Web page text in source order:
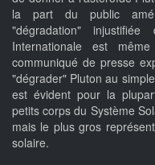
la part du public
"dégradation"
Internationale est
communiqué de presse
"dégrader" Pluton au
est évident pour la
petits corps du Système
mais le plus gros
solaire.